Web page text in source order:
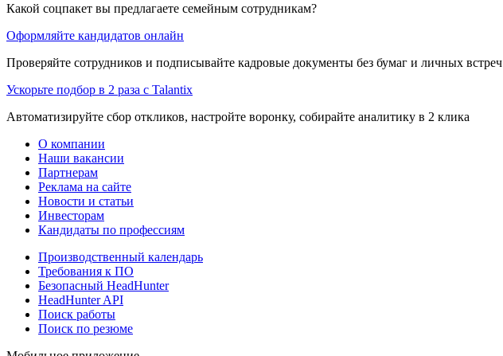
Какой соцпакет вы предлагаете семейным сотрудникам?
Оформляйте кандидатов онлайн
Проверяйте сотрудников и подписывайте кадровые документы без бумаг и личных встреч
Ускорьте подбор в 2 раза с Talantix
Автоматизируйте сбор откликов, настройте воронку, собирайте аналитику в 2 клика
О компании
Наши вакансии
Партнерам
Реклама на сайте
Новости и статьи
Инвесторам
Кандидаты по профессиям
Производственный календарь
Требования к ПО
Безопасный HeadHunter
HeadHunter API
Поиск работы
Поиск по резюме